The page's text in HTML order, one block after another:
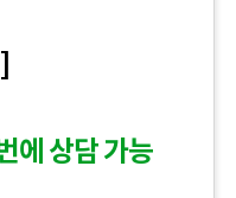
에 상담 가능